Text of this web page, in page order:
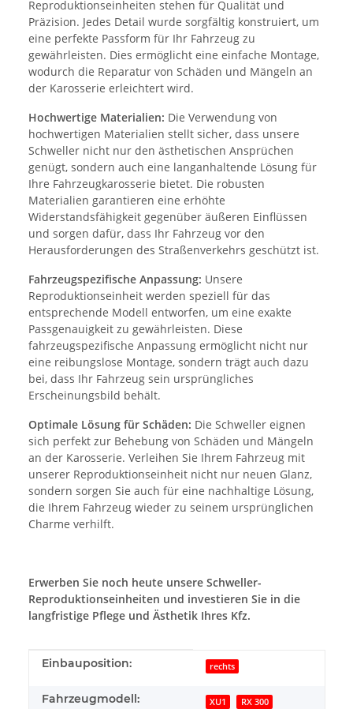
Reproduktionseinheiten stehen für Qualität und
Präzision. Jedes Detail wurde sorgfältig konstruiert, um
eine perfekte Passform für Ihr Fahrzeug zu
gewährleisten. Dies ermöglicht eine einfache Montage,
wodurch die Reparatur von Schäden und Mängeln an
der Karosserie erleichtert wird.
Hochwertige Materialien: Die Verwendung von
hochwertigen Materialien stellt sicher, dass unsere
Schweller nicht nur den ästhetischen Ansprüchen
genügt, sondern auch eine langanhaltende Lösung für
Ihre Fahrzeugkarosserie bietet. Die robusten
Materialien garantieren eine erhöhte
Widerstandsfähigkeit gegenüber äußeren Einflüssen
und sorgen dafür, dass Ihr Fahrzeug vor den
Herausforderungen des Straßenverkehrs geschützt ist.
Fahrzeugspezifische Anpassung: Unsere
Reproduktionseinheit werden speziell für das
entsprechende Modell entworfen, um eine exakte
Passgenauigkeit zu gewährleisten. Diese
fahrzeugspezifische Anpassung ermöglicht nicht nur
eine reibungslose Montage, sondern trägt auch dazu
bei, dass Ihr Fahrzeug sein ursprüngliches
Erscheinungsbild behält.
Optimale Lösung für Schäden: Die Schweller eignen
sich perfekt zur Behebung von Schäden und Mängeln
an der Karosserie. Verleihen Sie Ihrem Fahrzeug mit
unserer Reproduktionseinheit nicht nur neuen Glanz,
sondern sorgen Sie auch für eine nachhaltige Lösung,
die Ihrem Fahrzeug wieder zu seinem ursprünglichen
Charme verhilft.
Erwerben Sie noch heute unsere Schweller-
Reproduktionseinheiten und investieren Sie in die
langfristige Pflege und Ästhetik Ihres Kfz.
Produkteigenschaft
Wert
Einbauposition: rechts
Fahrzeugmodell: XU1 RX 300